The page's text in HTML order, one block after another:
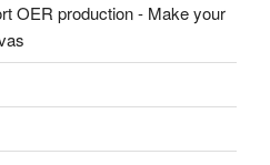
OER production - Make your